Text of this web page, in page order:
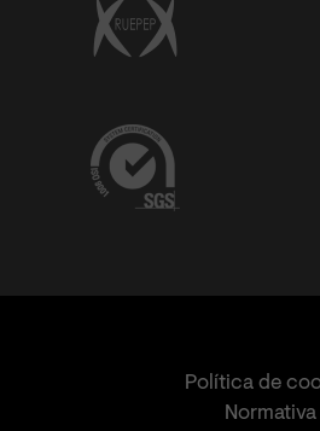
Política de
Normativa